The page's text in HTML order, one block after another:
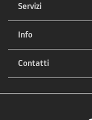
Servizi
Info
Contatti